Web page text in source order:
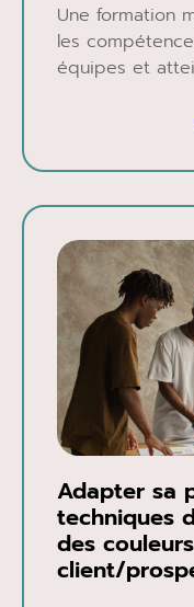
Une formation
les
équipes et
Adapter sa
techniques
des
client/